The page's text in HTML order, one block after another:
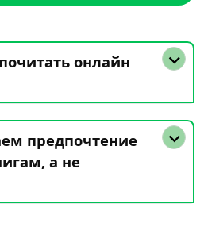
онлайн
предпочтение
а не